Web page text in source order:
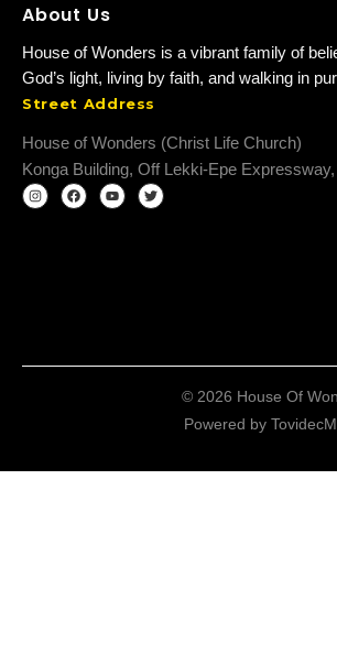
About Us
House of Wonders is a vibrant family of
God’s light, living by faith, and walking in
Street Address
House of Wonders (Christ Life Church)
Konga Building, Off Lekki-Epe
© 2026 House Of
Powered by